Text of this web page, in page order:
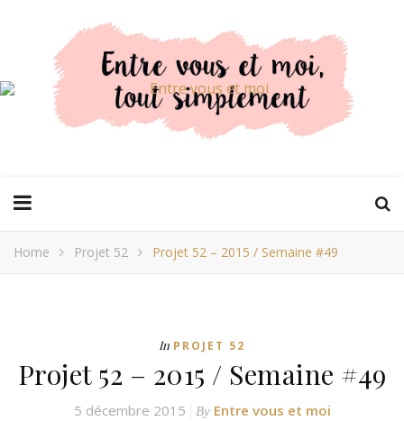
Home Projet 52 Projet 52 – 2015 / Semaine #49
In PROJET 52
Projet 52 – 2015 / Semaine #49
5 décembre 2015 By Entre vous et moi